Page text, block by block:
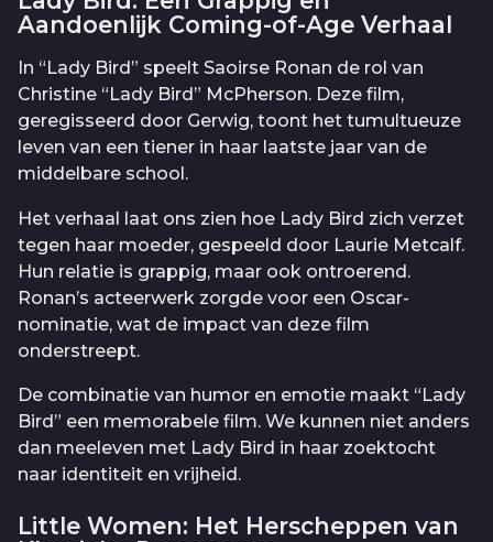
Aandoenlijk Coming-of-Age Verhaal
In “Lady Bird” speelt Saoirse Ronan de rol van
Christine “Lady Bird” McPherson. Deze film,
geregisseerd door Gerwig, toont het tumultueuze
leven van een tiener in haar laatste jaar van de
middelbare school.
Het verhaal laat ons zien hoe Lady Bird zich verzet
tegen haar moeder, gespeeld door Laurie Metcalf.
Hun relatie is grappig, maar ook ontroerend.
Ronan’s acteerwerk zorgde voor een Oscar-
nominatie, wat de impact van deze film
onderstreept.
De combinatie van humor en emotie maakt “Lady
Bird” een memorabele film. We kunnen niet anders
dan meeleven met Lady Bird in haar zoektocht
naar identiteit en vrijheid.
Little Women: Het Herscheppen van